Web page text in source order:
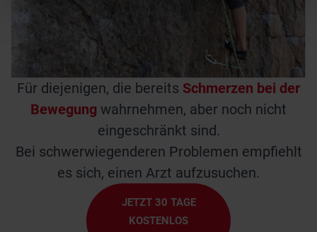
Für diejenigen, die bereits Schmerzen bei der
Bewegung wahrnehmen, aber noch nicht
eingeschränkt sind.
Bei schwerwiegenderen Problemen empfiehlt
es sich, einen Arzt aufzusuchen.
JETZT 30 TAGE
KOSTENLOS